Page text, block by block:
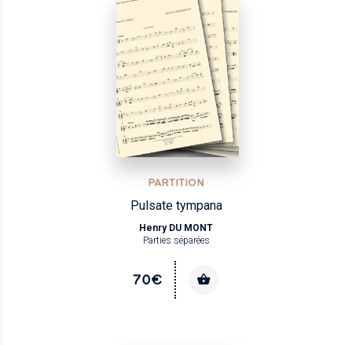
PARTITION
Pulsate tympana
Henry DU MONT
Parties séparées
70€